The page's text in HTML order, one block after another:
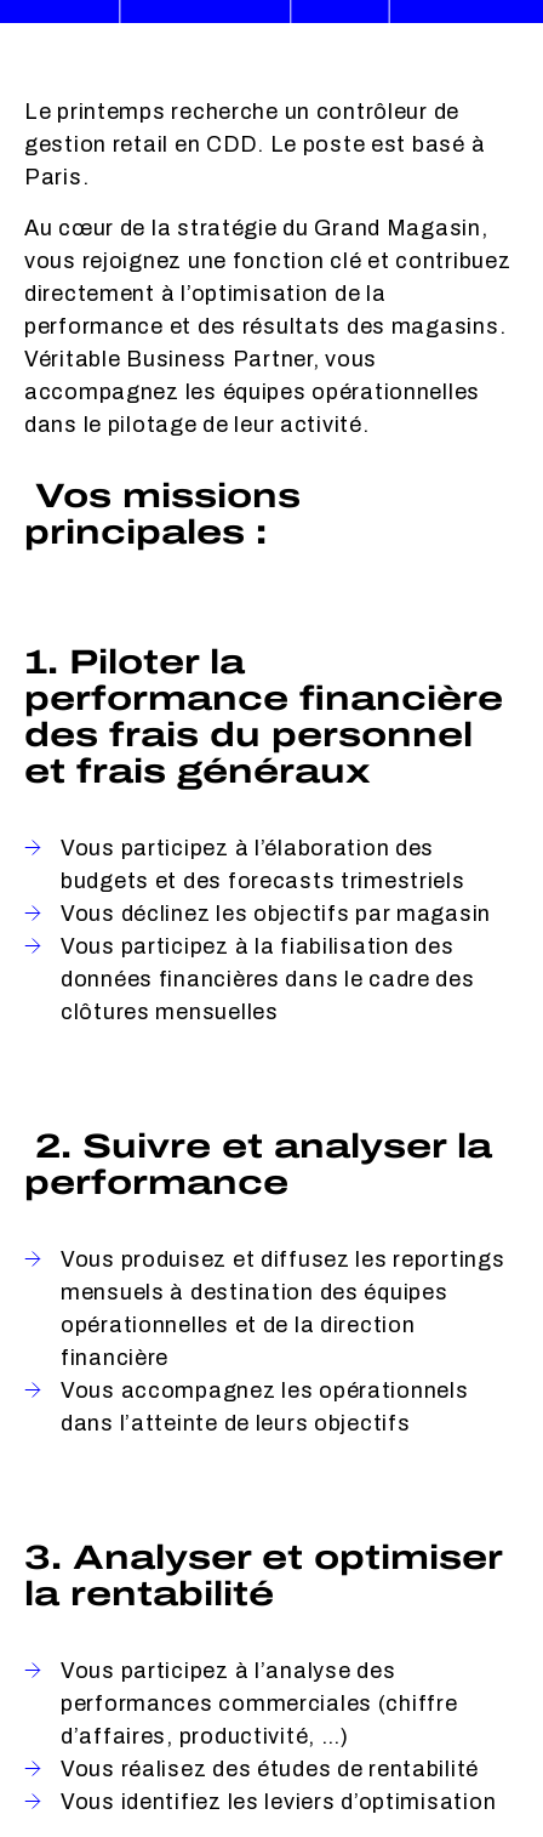
Le printemps recherche un contrôleur de
gestion retail en CDD. Le poste est basé à
Paris.
Au cœur de la stratégie du Grand Magasin,
vous rejoignez une fonction clé et contribuez
directement à l’optimisation de la
performance et des résultats des magasins.
Véritable Business Partner, vous
accompagnez les équipes opérationnelles
dans le pilotage de leur activité.
Vos missions
principales :
1. Piloter la
performance financière
des frais du personnel
et frais généraux
Vous participez à l’élaboration des
budgets et des forecasts trimestriels
Vous déclinez les objectifs par magasin
Vous participez à la fiabilisation des
données financières dans le cadre des
clôtures mensuelles
2. Suivre et analyser la
performance
Vous produisez et diffusez les reportings
mensuels à destination des équipes
opérationnelles et de la direction
financière
Vous accompagnez les opérationnels
dans l’atteinte de leurs objectifs
3. Analyser et optimiser
la rentabilité
Vous participez à l’analyse des
performances commerciales (chiffre
d’affaires, productivité, …)
Vous réalisez des études de rentabilité
Vous identifiez les leviers d’optimisation